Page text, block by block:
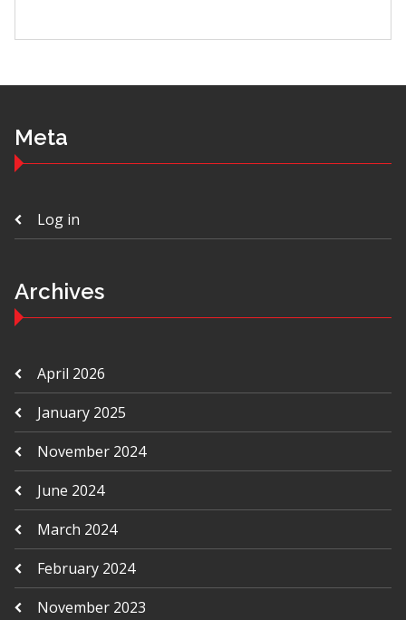
Meta
Log in
Archives
April 2026
January 2025
November 2024
June 2024
March 2024
February 2024
November 2023